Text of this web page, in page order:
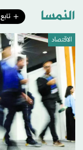
النمسا تابع
الاقتصاد